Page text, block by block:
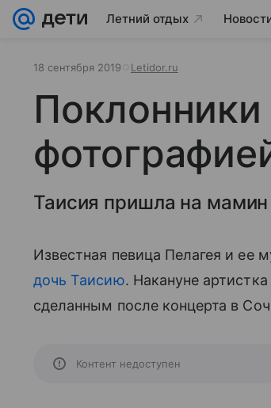
Летний отдых
18 сентября 2019 Letidor.ru
Таисия пришла на мамин
Известная певица Пелагея и ее
дочь Таисию. Накануне
сделанным после концерта в
Контент недоступен